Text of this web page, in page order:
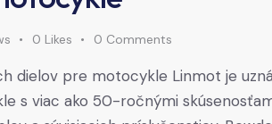
0 Likes 0 Comments
dielov pre motocykle Linmot je
s viac ako 50-ročnými